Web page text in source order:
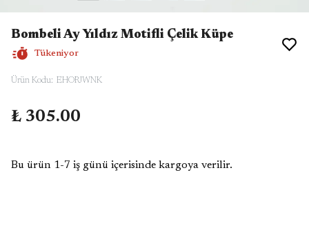
Bombeli Ay Yıldız Motifli Çelik Küpe
Tükeniyor
Ürün Kodu: EHORJWNK
₺ 305.00
Bu ürün 1-7 iş günü içerisinde kargoya verilir.